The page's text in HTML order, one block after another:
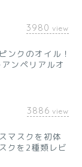
3980 view
ンクのオイル！
ンペリアルオ
3886 view
マスクを初体
クを2種類レビ